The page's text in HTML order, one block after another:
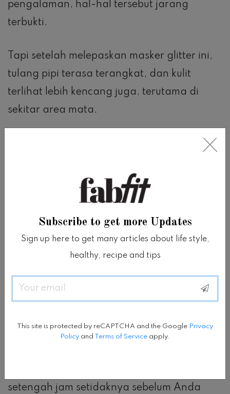
pengalaman, hal-hal tersebut jarang
terbukti.
Tapi setelah melepaskan masker glitter ini,
tulang pipi terasa terangkat, dan kulit
terlihat lebih kencang juga, terutama di
sekitar area mata.
Apa bedanya dengan masker peel-off
Selain tampilan glitter yang berkilauan,
waktu lebih lama dari kebanyakan masker
peel-off.
Biasanya hanya membutuhkan waktu
setengah jam setidaknya sebelum Anda
Subscribe to get more Updates
Sign up here to get many articles about life style,
healthy, recipe and tips
Email
This site is protected by reCAPTCHA and the Google Privacy
Policy and Terms of Service apply.